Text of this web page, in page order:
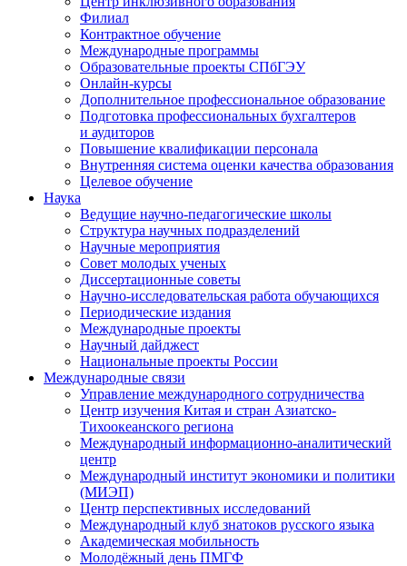
Филиал
Контрактное обучение
Международные программы
Образовательные проекты СПбГЭУ
Онлайн-курсы
Дополнительное профессиональное образование
Подготовка профессиональных бухгалтеров
и аудиторов
Повышение квалификации персонала
Внутренняя система оценки качества образования
Целевое обучение
Наука
Ведущие научно-педагогические школы
Структура научных подразделений
Научные мероприятия
Совет молодых ученых
Диссертационные советы
Научно-исследовательская работа обучающихся
Периодические издания
Международные проекты
Научный дайджест
Национальные проекты России
Международные связи
Управление международного сотрудничества
Центр изучения Китая и стран Азиатско-
Тихоокеанского региона
Международный информационно-аналитический
центр
Международный институт экономики и политики
(МИЭП)
Центр перспективных исследований
Международный клуб знатоков русского языка
Академическая мобильность
Молодёжный день ПМГФ